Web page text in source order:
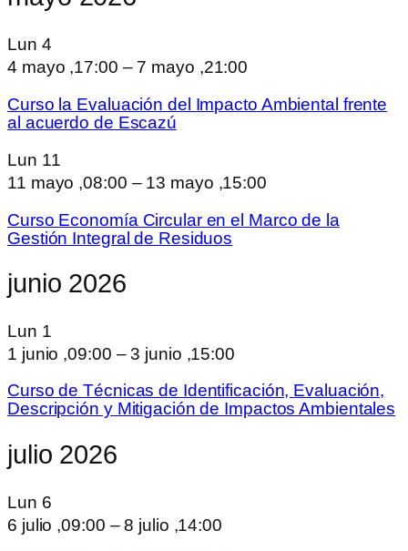
Lun 4
4 mayo ,17:00 – 7 mayo ,21:00
Curso la Evaluación del Impacto Ambiental frente
al acuerdo de Escazú
Lun 11
11 mayo ,08:00 – 13 mayo ,15:00
Curso Economía Circular en el Marco de la
Gestión Integral de Residuos
junio 2026
Lun 1
1 junio ,09:00 –3 junio ,15:00
Curso de Técnicas de Identificación, Evaluación,
Descripción y Mitigación de Impactos Ambientales
julio 2026
Lun 6
6 julio ,09:00 –8 julio ,14:00